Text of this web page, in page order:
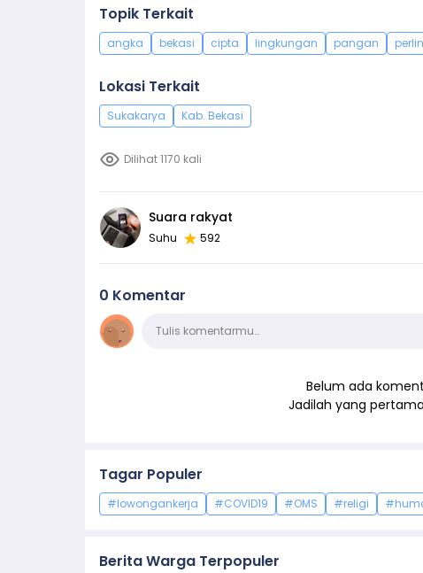
Topik Terkait
angka bekasi cipta lingkungan pangan
Lokasi Terkait
Sukakarya Kab. Bekasi
Dilihat 1170 kali
Suara rakyat
Suhu 592
0 Komentar
KomentarTulis komentarmu…
Belum ada
Jadilah yang
Tagar Populer
#lowongankerja #COVID19 #OMS #religi
Berita Warga Terpopuler